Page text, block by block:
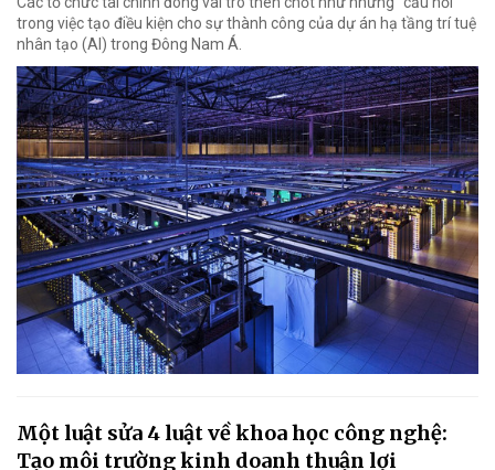
trong việc tạo điều kiện cho sự thành công của dự án hạ tầng trí tuệ
nhân tạo (AI) trong Đông Nam Á.
Một luật sửa 4 luật về khoa học công nghệ:
Tạo môi trường kinh doanh thuận lợi